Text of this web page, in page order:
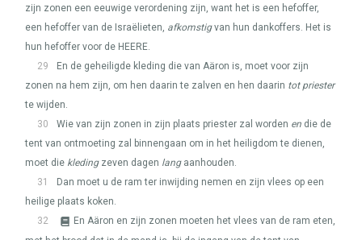
zijn zonen een eeuwige verordening zijn, want het is een hefoffer,
een hefoffer van de Israëlieten, afkomstigvan hun dankoffers. Het is
hun hefoffer voor de HEERE.
29
En de geheiligde kleding die van Aäron is, moet voor zijn
zonen na hem zijn, om hen daarin te zalven en hen daarin tot priester
te wijden.
30
Wie van zijn zonen in zijn plaats priester zal worden en die de
tent van ontmoeting zal binnengaan om in het heiligdom te dienen,
moet die kledingzeven dagen langaanhouden.
31
Dan moet u de ram ter inwijding nemen en zijn vlees op een
heilige plaats koken.
32
En Aäron en zijn zonen moeten het vlees van de ram eten,